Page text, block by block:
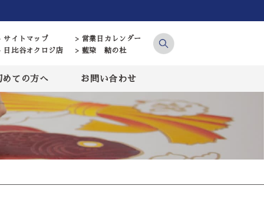
サイトマップ
> 営業日カレンダー
日比谷オクロジ店
> 藍染 結の杜
めての方へ お問い合わせ